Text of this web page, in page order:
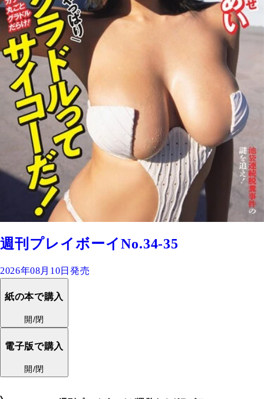
週刊プレイボーイNo.34-35
2026年08月10日発売
紙の本で購入
開/閉
電子版で購入
開/閉